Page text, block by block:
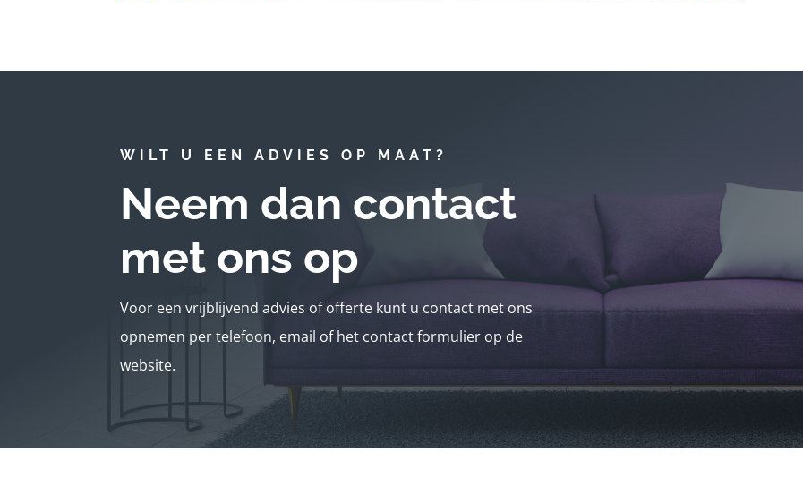
WILT U EEN ADVIES OP MAAT?
Neem dan contact
met ons op
Voor een vrijblijvend advies of offerte kunt u contact met ons
opnemen per telefoon, email of het contact formulier op de
website.